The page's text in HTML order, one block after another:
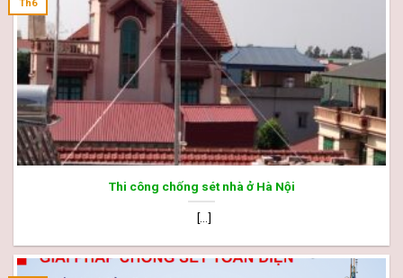
Thi công chống sét nhà ở Hà Nội
[...]
Th6